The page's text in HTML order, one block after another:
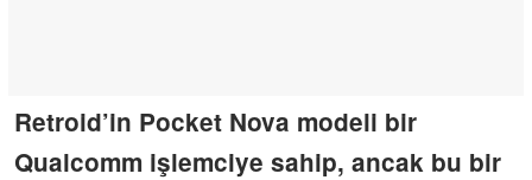
Retroid’in Pocket Nova modeli bir
Qualcomm işlemciye sahip, ancak bu bir